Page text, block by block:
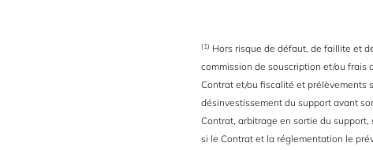
(1) Hors risque de défaut, de faillite et
commission de souscription et/ou frais
Contrat et/ou fiscalité et prélèvements
désinvestissement du support avant
Contrat, arbitrage en sortie du
si le Contrat et la réglementation le